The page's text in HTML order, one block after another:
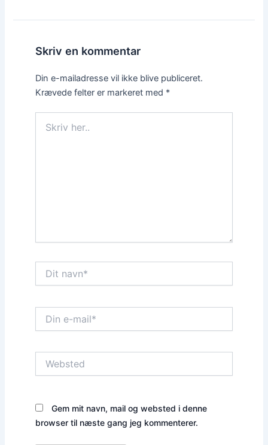
Skriv en kommentar
Din e-mailadresse vil ikke blive publiceret.
Krævede felter er markeret med *
her..
navn*
Gem mit navn, mail og websted i denne
browser til næste gang jeg kommenterer.